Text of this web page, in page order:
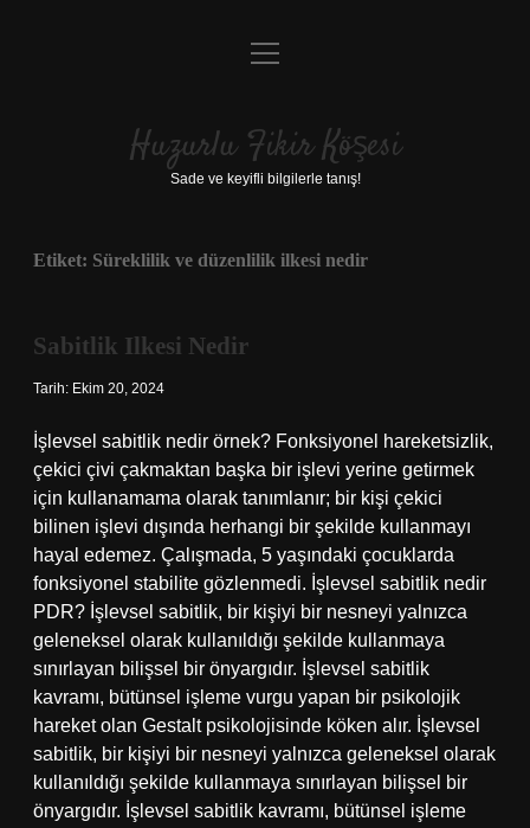
Anasayfa
Yasal Uyarı
menüyü
Huzurlu Fikir Köşesi
Sade ve keyifli bilgilerle tanış!
Etiket: Süreklilik ve düzenlilik ilkesi nedir
Sabitlik Ilkesi Nedir
Tarih: Ekim 20, 2024
İşlevsel sabitlik nedir örnek? Fonksiyonel hareketsizlik,
çekici çivi çakmaktan başka bir işlevi yerine getirmek
için kullanamama olarak tanımlanır; bir kişi çekici
bilinen işlevi dışında herhangi bir şekilde kullanmayı
hayal edemez. Çalışmada, 5 yaşındaki çocuklarda
fonksiyonel stabilite gözlenmedi. İşlevsel sabitlik nedir
PDR? İşlevsel sabitlik, bir kişiyi bir nesneyi yalnızca
geleneksel olarak kullanıldığı şekilde kullanmaya
sınırlayan bilişsel bir önyargıdır. İşlevsel sabitlik
kavramı, bütünsel işleme vurgu yapan bir psikolojik
hareket olan Gestalt psikolojisinde köken alır. İşlevsel
sabitlik, bir kişiyi bir nesneyi yalnızca geleneksel olarak
kullanıldığı şekilde kullanmaya sınırlayan bilişsel bir
önyargıdır. İşlevsel sabitlik kavramı, bütünsel işleme